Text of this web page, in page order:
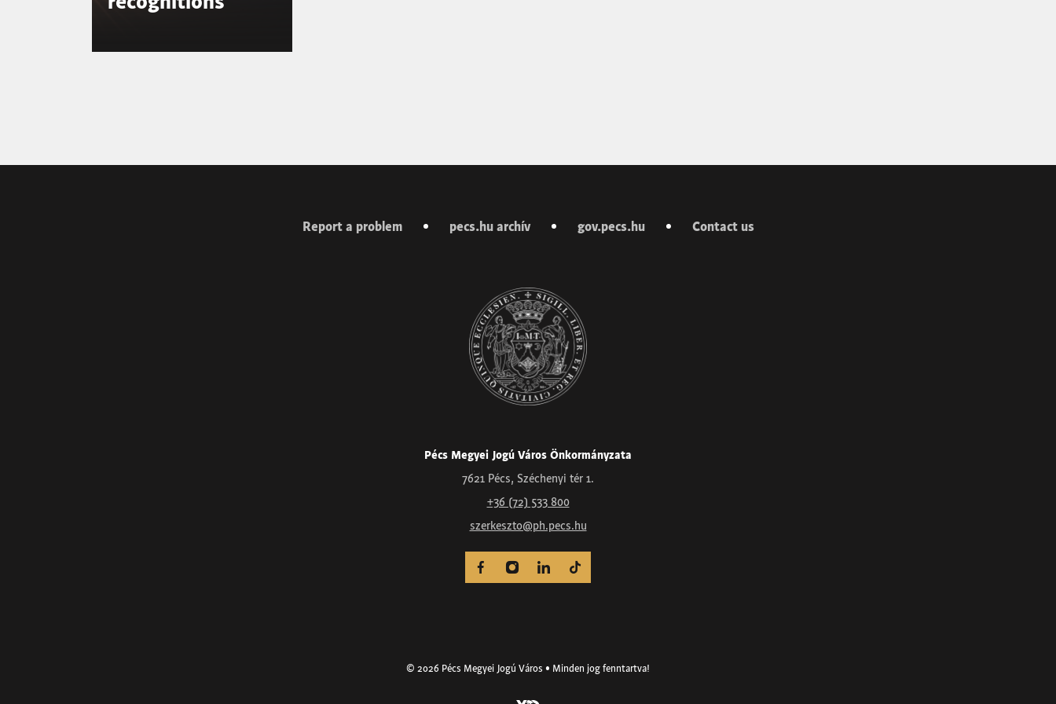
Report a problem pecs.hu archív gov.pecs.hu Contact us
Pécs Megyei Jogú Város Önkormányzata
7621 Pécs, Széchenyi tér 1.
+36 (72) 533 800
szerkeszto@ph.pecs.hu
© 2026 Pécs Megyei Jogú Város • Minden jog fenntartva!